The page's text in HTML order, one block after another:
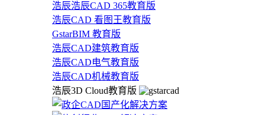
浩辰浩辰CAD 365教育版
浩辰CAD 看图王教育版
GstarBIM 教育版
浩辰CAD建筑教育版
浩辰CAD电气教育版
浩辰CAD机械教育版
浩辰3D Cloud教育版